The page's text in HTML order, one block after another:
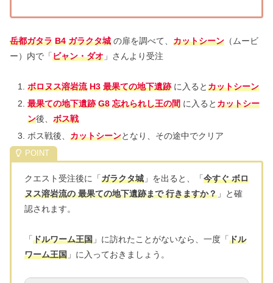
岳都ガタラ B4 ガラクタ城 の扉を調べて、 カットシーン （ムービ
ー）内で「ビャン・ダオ 」さんより受注
ボロヌス溶岩流 H3 最果ての地下遺跡に入るとカットシーン
最果ての地下遺跡 G8 忘れられし王の間に入るとカットシー
ン後、 ボス戦
ボス戦後、 カットシーンとなり、その途中でクリア
クエスト受注後に「ガラクタ城 」を出ると、「今すぐ ボロ
ヌス溶岩流の 最果ての地下遺跡まで 行きますか？ 」と確
認されます。
「ドルワーム王国 」に訪れたことがないなら、一度「ドル
ワーム王国 」に入っておきましょう。